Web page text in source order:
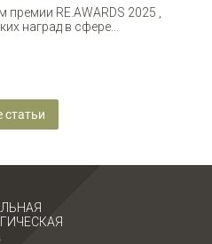
премии RE.AWARDS 2025 ,
наград в сфере...
статьи